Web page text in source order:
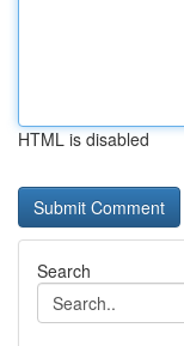
HTML is disabled
Search